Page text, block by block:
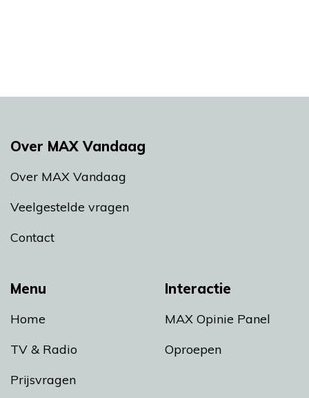
Menu
Home
TV & Radio
Prijsvragen
Interactie
MAX Opinie Panel
Oproepen
Over MAX Vandaag
Over MAX Vandaag
Veelgestelde vragen
Contact